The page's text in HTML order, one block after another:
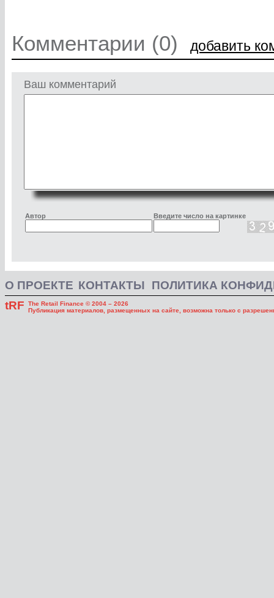
Комментарии (0) добавить
Ваш комментарий
Автор Введите число на картинке
О ПРОЕКТЕ КОНТАКТЫ ПОЛИТИКА
The Retail Finance © 2004 – 2026
Публикация материалов, размещенных на сайте, возможна только с
tRF